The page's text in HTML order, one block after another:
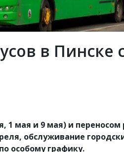
в Пинске
1 мая и 9 мая) и переносом
обслуживание
по особому графику.